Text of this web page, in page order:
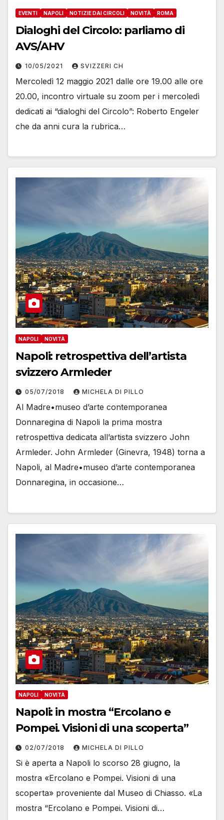
EVENTI NAPOLI NOTIZIE DAI CIRCOLI NOVITÀ ROMA
Dialoghi del Circolo: parliamo di
AVS/AHV
10/05/2021 SVIZZERI CH
Mercoledì 12 maggio 2021 dalle ore 19.00 alle ore
20.00, incontro virtuale su zoom per i mercoledì
dedicati ai “dialoghi del Circolo”: Roberto Engeler
che da anni cura la rubrica…
NAPOLI NOVITÀ
Napoli: retrospettiva dell’artista
svizzero Armleder
05/07/2018 MICHELA DI PILLO
Al Madre•museo d’arte contemporanea
Donnaregina di Napoli la prima mostra
retrospettiva dedicata all’artista svizzero John
Armleder. John Armleder (Ginevra, 1948) torna a
Napoli, al Madre•museo d’arte contemporanea
Donnaregina, in occasione…
NAPOLI NOVITÀ
Napoli: in mostra “Ercolano e
Pompei. Visioni di una scoperta”
02/07/2018 MICHELA DI PILLO
Si è aperta a Napoli lo scorso 28 giugno, la
mostra «Ercolano e Pompei. Visioni di una
scoperta» proveniente dal Museo di Chiasso. «La
mostra “Ercolano e Pompei. Visioni di…